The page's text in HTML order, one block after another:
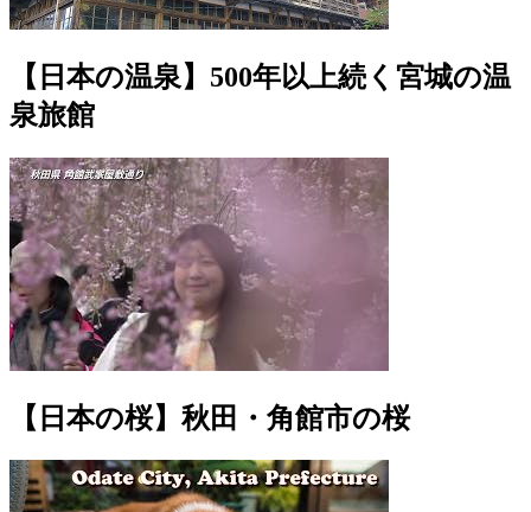
【日本の温泉】500年以上続く宮城の温
泉旅館
【日本の桜】秋田・角館市の桜